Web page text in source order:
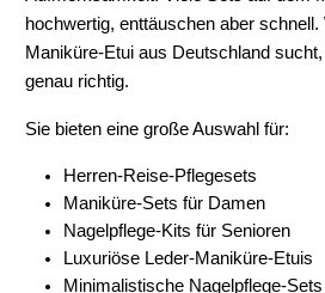
Maniküre-Etui aus Deutschland
genau richtig.
Sie bieten eine große Auswahl für:
Herren-Reise-Pflegesets
Maniküre-Sets für Damen
Nagelpflege-Kits für Senioren
Luxuriöse Leder-Maniküre-Etuis
Minimalistische Nagelpflege-